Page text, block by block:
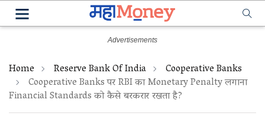
Home Reserve Bank Of India Cooperative Banks
Cooperative Banks पर RBI का Monetary Penalty लगाना
Financial Standards को कैसे बरकरार रखता है?